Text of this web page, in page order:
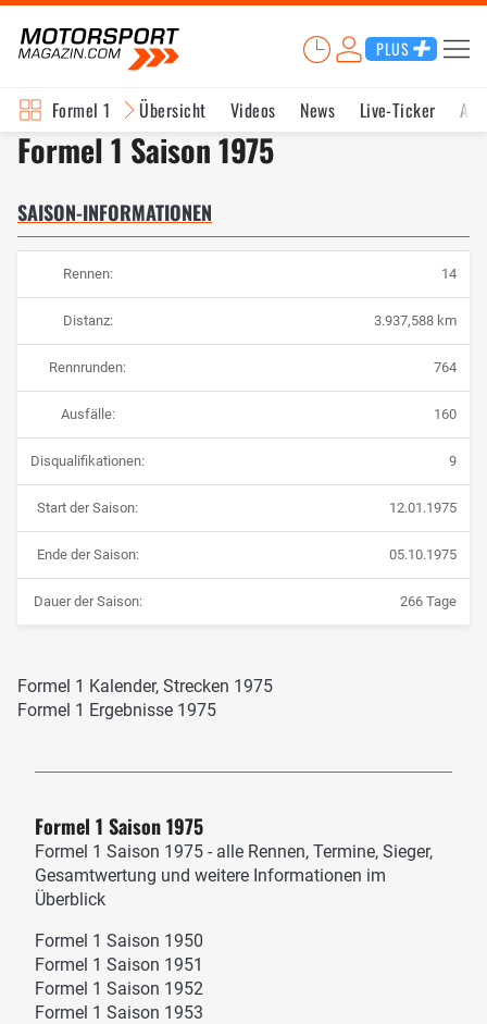
PLUS
Formel 1 Übersicht Videos News Live-Ticker
Formel 1 Saison 1975
SAISON-INFORMATIONEN
Rennen: 14
Distanz: 3.937,588 km
Rennrunden: 764
Ausfälle: 160
Disqualifikationen: 9
Start der Saison: 12.01.1975
Ende der Saison: 05.10.1975
Dauer der Saison: 266 Tage
Formel 1 Kalender, Strecken 1975
Formel 1 Ergebnisse 1975
Formel 1 Saison 1975
Formel 1 Saison 1975 - alle Rennen, Termine, Sieger,
Gesamtwertung und weitere Informationen im
Überblick
Formel 1 Saison 1950
Formel 1 Saison 1951
Formel 1 Saison 1952
Formel 1 Saison 1953